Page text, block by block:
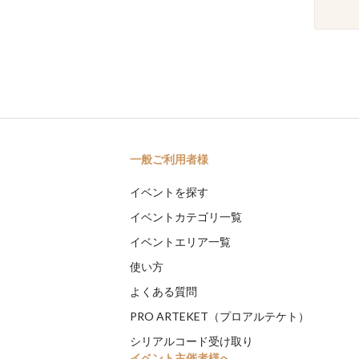
一般ご利用者様
イベントを探す
イベントカテゴリ一覧
イベントエリア一覧
使い方
よくある質問
PRO ARTEKET（プロアルテケト）
シリアルコード受け取り